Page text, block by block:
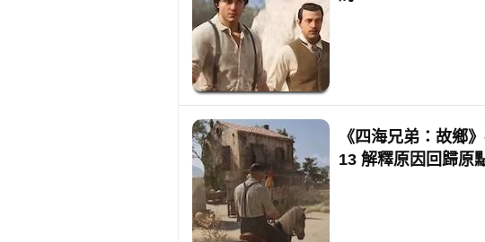
《四海兄弟：故鄉
13 解釋原因回歸原